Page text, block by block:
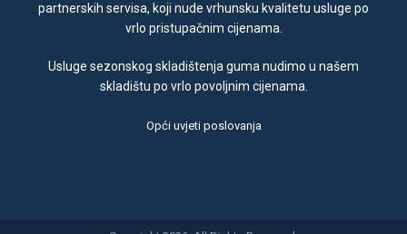
partnerskih servisa, koji nude vrhunsku kvalitetu usluge po
vrlo pristupačnim cijenama.
Usluge sezonskog skladištenja guma nudimo u našem
skladištu po vrlo povoljnim cijenama.
Opći uvjeti poslovanja